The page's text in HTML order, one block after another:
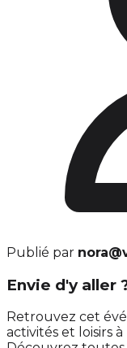
Publié par
Envie d'y aller
Retrouvez cet
activités et loisirs